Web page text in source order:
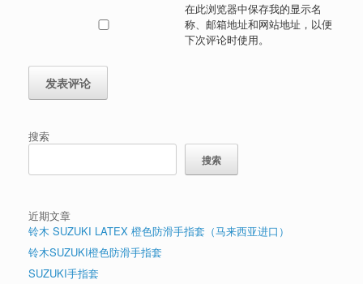
在此浏览器中保存我的显示名
称、邮箱地址和网站地址，以便
下次评论时使用。
搜索
搜索
近期文章
铃木 SUZUKI LATEX 橙色防滑手指套（马来西亚进口）
铃木SUZUKI橙色防滑手指套
SUZUKI手指套